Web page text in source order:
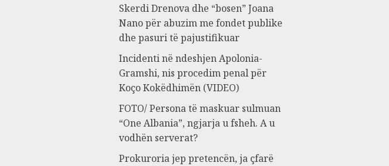
Skerdi Drenova dhe “bosen” Joana
Nano për abuzim me fondet publike
dhe pasuri të pajustifikuar
Incidenti në ndeshjen Apolonia-
Gramshi, nis procedim penal për
Koço Kokëdhimën (VIDEO)
FOTO/ Persona të maskuar sulmuan
“One Albania”, ngjarja u fsheh. A u
vodhën serverat?
Prokuroria jep pretencën, ja çfarë